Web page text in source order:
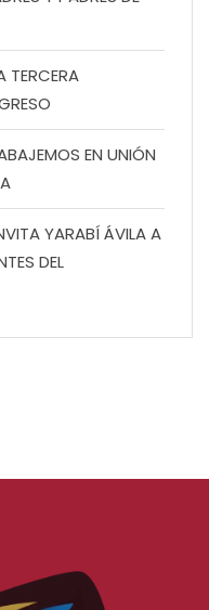
TERCERA
EN UNIÓN
YARABÍ ÁVILA A
DEL